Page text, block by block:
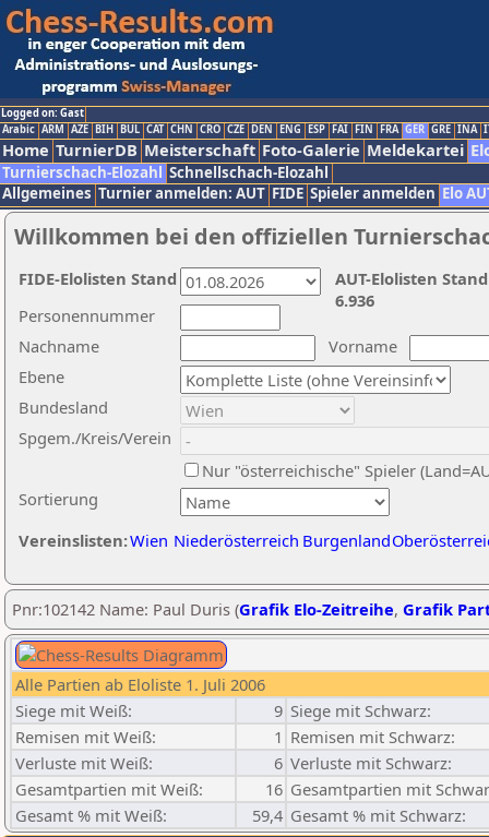
Logged on: Gast
Arabic ARM AZE BIH BUL CAT CHN CRO CZE DEN ENG ESP FAI FIN FRA GER GRE INA
Home TurnierDB Meisterschaft Foto-Galerie Meldekartei
Turnierschach-Elozahl Schnellschach-Elozahl
Allgemeines Turnier anmelden: AUT FIDE Spieler anmelden Elo
Willkommen bei den offiziellen
Nachname
Vorname
Ebene
Sortierung
Personennummer
Bundesland
Spgem./Kreis/Verein
Nur "österreichische" Spieler
Vereinslisten:Wien Niederösterreich Burgenland
AUT-Elolisten
6.936
FIDE-Elolisten Stand
Pnr:102142 Name: Paul Duris (Grafik Elo-Zeitreihe, Grafik
Alle Partien ab Eloliste 1. Juli 2006
Siege mit Weiß:
9 Siege mit Schwarz:
Remisen mit Weiß:
1 Remisen mit Schwarz:
Verluste mit Weiß:
6 Verluste mit Schwarz:
Gesamtpartien mit Weiß:
16 Gesamtpartien mit
Gesamt % mit Weiß:
59,4 Gesamt % mit Schwarz: